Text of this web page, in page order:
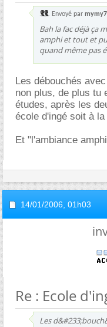
Envoyé par
Bah la fac déjà ça
amphi et tout et
quand même pas
Les débouchés
non plus, de plus tu
études, après les
école d'ingé soit à
Et "l'ambiance
14/01/2006, 01h03
Re : Ecole
Les